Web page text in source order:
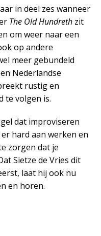
in deel zes wanneer
The Old Hundreth zit
om weer naar een
op andere
meer gebundeld
Nederlandse
rustig en
te volgen is.
dat improviseren
hard aan werken en
zorgen dat je
Sietze de Vries dit
laat hij ook nu
en horen.